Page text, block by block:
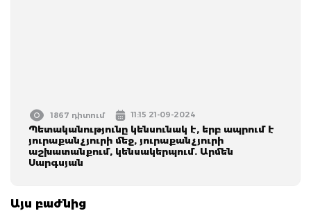
1867 դիտում 11:15 21-09-2024
Պետականությունը կենսունակ է, երբ ապրում է
յուրաքանչյուրի մեջ, յուրաքանչյուրի
աշխատանքում, կենսակերպում. Արմեն
Սարգսյան
Այս բաժնից